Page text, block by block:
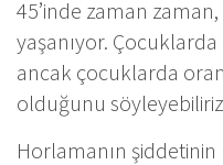
45’inde zaman
yaşanıyor.
ancak çocuklarda
olduğunu
Horlamanın